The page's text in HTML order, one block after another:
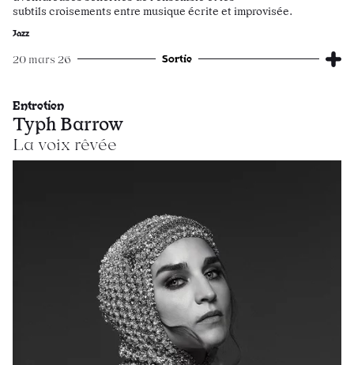
subtils croisements entre musique écrite et improvisée.
Jazz
20 mars 26 Sortie
Entretien
Typh Barrow
La voix rêvée